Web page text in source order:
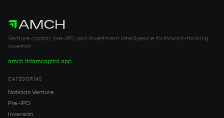
Venture capital, pre-IPO, and investment intelligence for forward-thinking
investors.
amch.ltdamcapital.app
CATEGORÍAS
Noticias Venture
Pre-IPO
Inversión